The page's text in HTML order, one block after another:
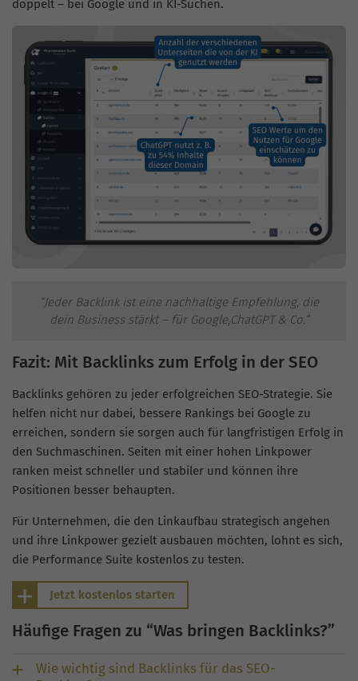
doppelt – bei Google und in KI-Suchen.
“Jeder Backlink ist eine nachhaltige Empfehlung, die
dein Business stärkt – für Google,ChatGPT & Co.”
Fazit: Mit Backlinks zum Erfolg in der SEO
Backlinks gehören zu jeder erfolgreichen SEO-Strategie. Sie
helfen nicht nur dabei, bessere Rankings bei Google zu
erreichen, sondern sie sorgen auch für langfristigen Erfolg in
den Suchmaschinen. Seiten mit einer hohen Linkpower
ranken meist schneller und stabiler und können ihre
Positionen besser behaupten.
Für Unternehmen, die den Linkaufbau strategisch angehen
und ihre Linkpower gezielt ausbauen möchten, lohnt es sich,
die Performance Suite kostenlos zu testen.
Jetzt kostenlos starten
Häufige Fragen zu “Was bringen Backlinks?”
Wie wichtig sind Backlinks für das SEO-